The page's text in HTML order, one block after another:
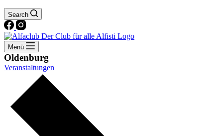
Search
Menü
Oldenburg
Veranstaltungen